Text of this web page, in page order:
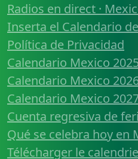
Radios en direct ·
Inserta el Calendario
Política de Privacidad
Calendario Mexico
Calendario Mexico
Calendario Mexico
Cuenta regresiva de
Qué se celebra hoy en
Télécharger le